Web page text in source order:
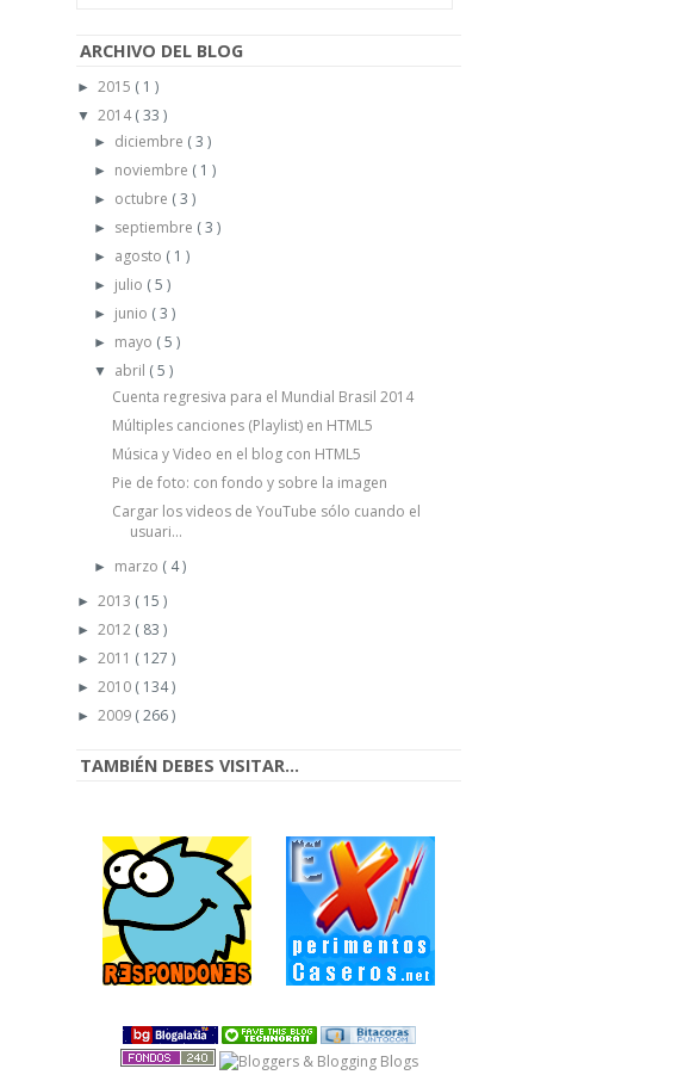
ARCHIVO DEL BLOG
► 2015 ( 1 )
▼ 2014( 33 )
► diciembre ( 3 )
► noviembre ( 1 )
► octubre ( 3 )
► septiembre ( 3 )
► agosto ( 1 )
► julio ( 5 )
► junio ( 3 )
► mayo ( 5 )
▼ abril ( 5 )
Cuenta regresiva para el Mundial Brasil 2014
Múltiples canciones (Playlist) en HTML5
Música y Video en el blog con HTML5
Pie de foto: con fondo y sobre la imagen
Cargar los videos de YouTube sólo cuando el
usuari...
► marzo ( 4 )
► 2013 ( 15 )
► 2012 ( 83 )
► 2011 ( 127 )
► 2010 ( 134 )
► 2009 ( 266 )
TAMBIÉN DEBES VISITAR...